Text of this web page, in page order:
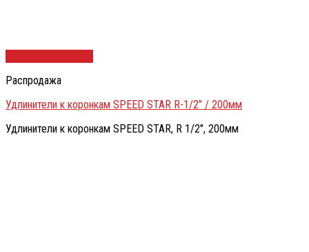
Распродажа
Удлинители к коронкам SPEED STAR R-1/2″ / 200мм
Удлинители к коронкам SPEED STAR, R 1/2″, 200мм